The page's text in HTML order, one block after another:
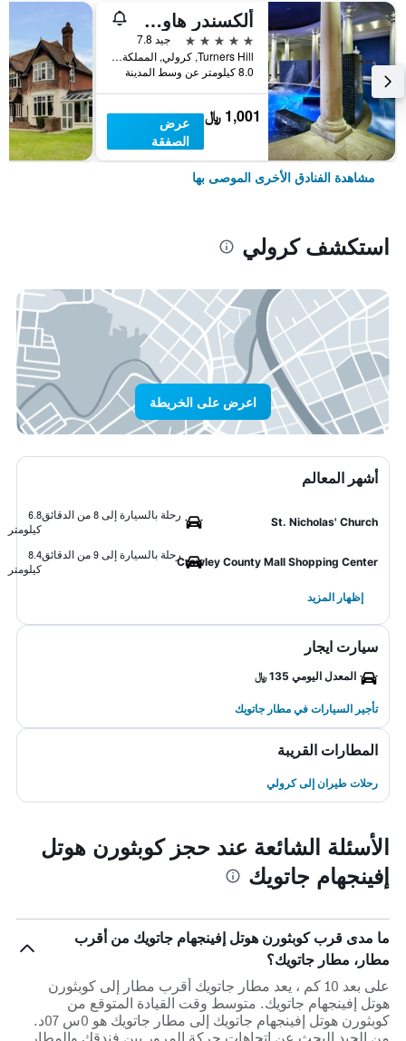
ألكسندر هاوس آند يوتوبيا سبا
5 نجوم
جيد 7.8
Turners Hill, كرولي, المملكة المتحدة
8.0 كيلومتر عن وسط المدينة
1,001 ﷼
عرض
الصفقة
مشاهدة الفنادق الأخرى الموصى بها
استكشف كرولي
اعرض على الخريطة
أشهر المعالم
St. Nicholas' Church
رحلة بالسيارة إلى 8 من الدقائق
6.8
كيلومتر
Crawley County Mall Shopping Center
رحلة بالسيارة إلى 9 من الدقائق
8.4
كيلومتر
إظهار المزيد
سيارت ايجار
المعدل اليومي 135 ﷼
تأجير السيارات في مطار جاتويك
المطارات القريبة
رحلات طيران إلى كرولي
الأسئلة الشائعة عند حجز كوبثورن هوتل
إفينجهام جاتويك
ما مدى قرب كوبثورن هوتل إفينجهام جاتويك من أقرب
مطار، مطار جاتويك؟
على بعد 10 كم ، يعد مطار جاتويك أقرب مطار إلى كوبثورن
هوتل إفينجهام جاتويك. متوسط وقت القيادة المتوقع من
كوبثورن هوتل إفينجهام جاتويك إلى مطار جاتويك هو 0س 07د.